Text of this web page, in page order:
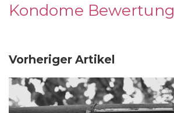
Kondome Bewertung
Vorheriger Artikel